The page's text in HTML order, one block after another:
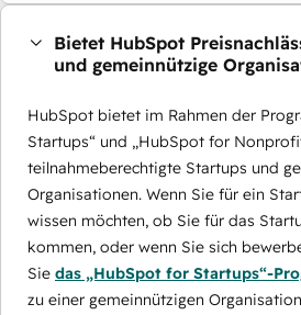
Bietet HubSpot
und gemeinnützige
HubSpot bietet im Rahmen der
Startups“ und „HubSpot for
teilnahmeberechtigte Startups und
Organisationen. Wenn Sie für ein
wissen möchten, ob Sie für das
kommen, oder wenn Sie sich
Sie das „HubSpot for Startups“-
zu einer gemeinnützigen